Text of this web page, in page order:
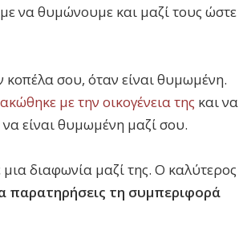
να θυμώνουμε και μαζί τους ώστε
κοπέλα σου, όταν είναι θυμωμένη.
με την οικογένεια της και να
είναι θυμωμένη μαζί σου.
διαφωνία μαζί της. Ο καλύτερος
παρατηρήσεις τη συμπεριφορά